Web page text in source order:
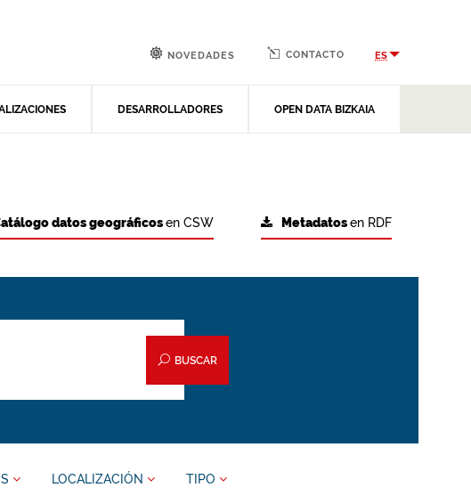
DESARROLLADORES OPEN DATA BIZKAIA
NOVEDADES CONTACTO ES
Metadatosen RDF
datos geográficosen CSW
BUSCAR
LOCALIZACIÓN TIPO